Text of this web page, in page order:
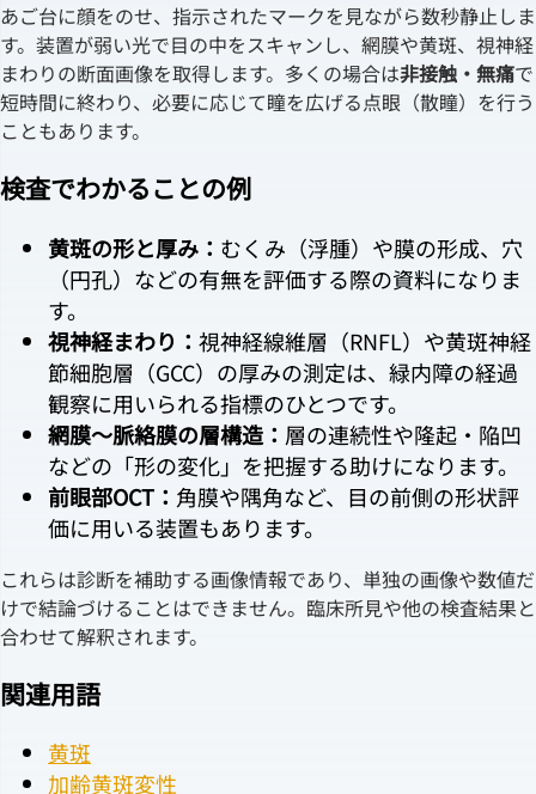
あご台に顔をのせ、指示されたマークを見ながら数秒静止しま
す。装置が弱い光で目の中をスキャンし、網膜や黄斑、視神経
まわりの断面画像を取得します。多くの場合は非接触・無痛で
短時間に終わり、必要に応じて瞳を広げる点眼（散瞳）を行う
こともあります。
検査でわかることの例
黄斑の形と厚み： むくみ（浮腫）や膜の形成、穴
（円孔）などの有無を評価する際の資料になりま
す。
視神経まわり： 視神経線維層（RNFL）や黄斑神経
節細胞層（GCC）の厚みの測定は、緑内障の経過
観察に用いられる指標のひとつです。
網膜〜脈絡膜の層構造： 層の連続性や隆起・陥凹
などの「形の変化」を把握する助けになります。
前眼部OCT： 角膜や隅角など、目の前側の形状評
価に用いる装置もあります。
これらは診断を補助する画像情報であり、単独の画像や数値だ
けで結論づけることはできません。臨床所見や他の検査結果と
合わせて解釈されます。
関連用語
黄斑
加齢黄斑変性